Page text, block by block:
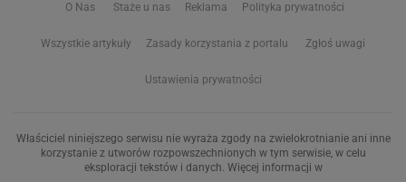
O Nas Staże u nas Reklama Polityka prywatności
Wszystkie artykuły Zasady korzystania z portalu Zgłoś uwagi
Ustawienia prywatności
Właściciel niniejszego serwisu nie wyraża zgody na zwielokrotnianie ani inne
korzystanie z utworów rozpowszechnionych w tym serwisie, w celu
eksploracji tekstów i danych. Więcej informacji w